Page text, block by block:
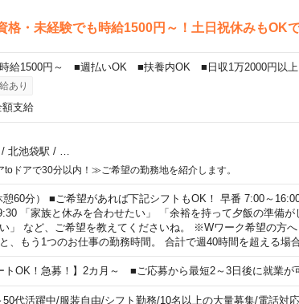
・未経験でも時給1500円～！土日祝休みもOKで
時給1500円～ ■週払いOK ■扶養内OK ■日収1万2000円以上
あり
支給
/ 北池袋駅 /
ドアで30分以内！≫ご希望の勤務地を紹介します。
憩60分） ■ご希望があれば下記シフトもOK！ 早番 7:00～
「家族と休みを合わせたい」 「余裕を持って夕飯の準備が
」 など、ご希望を教えてくださいね。 ※Wワーク希望の方
、もう1つのお仕事の勤務時間。 合計で週40時間を超える場
トOK！急募！】2カ月～ ■ご応募から最短2～3日後に就業が
50代活躍中/服装自由/シフト勤務/10名以上の大量募集/電話対